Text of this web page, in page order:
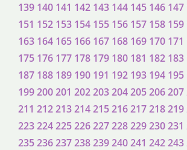
139 140 141 142 143 144 145 146 147
151 152 153 154 155 156 157 158 159
163 164 165 166 167 168 169 170 171
175 176 177 178 179 180 181 182 183
187 188 189 190 191 192 193 194 195
199200201 202203204205206207
211 212213214215216217218219
223224225226227228229230231
235236237238239240241 242243